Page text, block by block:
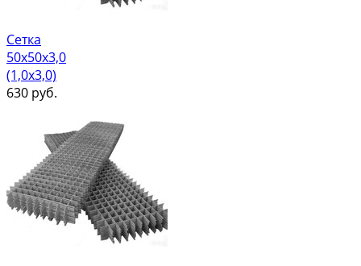
Сетка
50х50х3,0
(1,0х3,0)
630 руб.